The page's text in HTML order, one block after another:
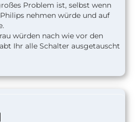
Problem ist, selbst wenn
nehmen würde und auf
würden nach wie vor den
Ihr alle Schalter ausgetauscht